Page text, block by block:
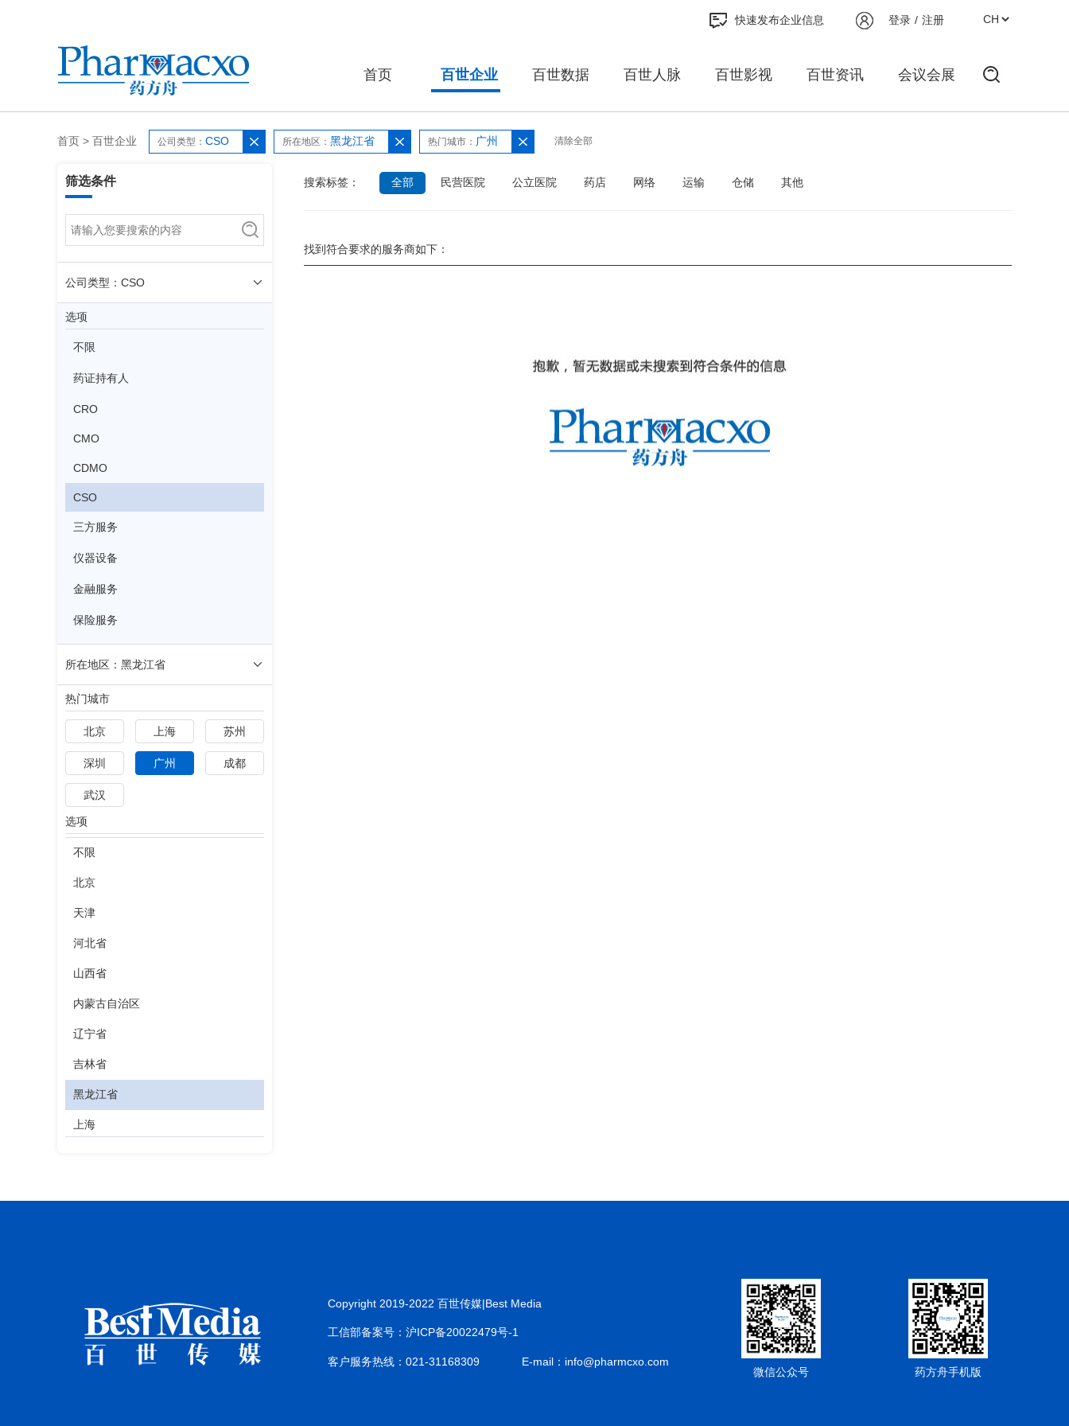
登录 / 注册
快速发布企业信息
首页 百世企业 百世数据 百世人脉 百世影视 百世资讯 会议会展
首页 > 百世企业 公司类型： CSO 所在地区： 黑龙江省 热门城市： 广州 清除全部
筛选条件
公司类型：CSO
选项
不限
药证持有人
CRO
CMO
CDMO
CSO
三方服务
仪器设备
金融服务
保险服务
所在地区：黑龙江省
热门城市
北京 上海 苏州
深圳 广州 成都
武汉
选项
不限
北京
天津
河北省
山西省
内蒙古自治区
辽宁省
吉林省
黑龙江省
上海
山东省
河南省
湖北省
搜索标签： 全部 民营医院 公立医院 药店 网络 运输 仓储 其他
找到符合要求的服务商如下：
Copyright 2019-2022 百世传媒|Best Media
工信部备案号：沪ICP备20022479号-1
客户服务热线：021-31168309
E-mail：info@pharmcxo.com
微信公众号
药方舟手机版